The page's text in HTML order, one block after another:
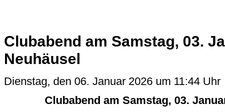
Clubabend am Samstag, 03.
Neuhäusel
Dienstag, den 06. Januar 2026 um 11:44 Uhr
Clubabend am Samstag, 03.